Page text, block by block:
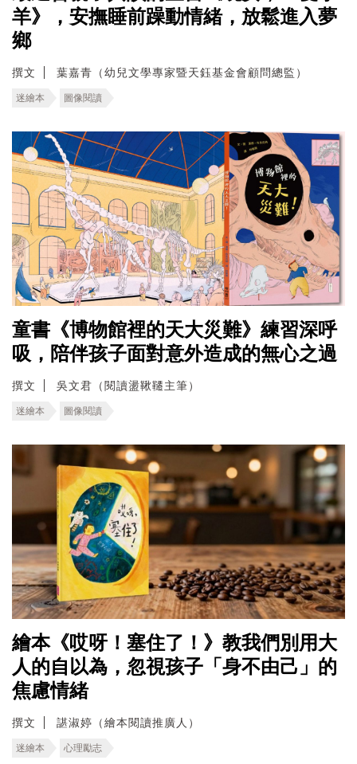
羊》，安撫睡前躁動情緒，放鬆進入夢
鄉
撰文 葉嘉青（幼兒文學專家暨天鈺基金會顧問總監）
迷繪本 圖像閱讀
童書《博物館裡的天大災難》練習深呼
吸，陪伴孩子面對意外造成的無心之過
撰文 吳文君（閱讀盪鞦韆主筆）
迷繪本 圖像閱讀
繪本《哎呀！塞住了！》教我們別用大
人的自以為，忽視孩子「身不由己」的
焦慮情緒
撰文 諶淑婷（繪本閱讀推廣人）
迷繪本 心理勵志